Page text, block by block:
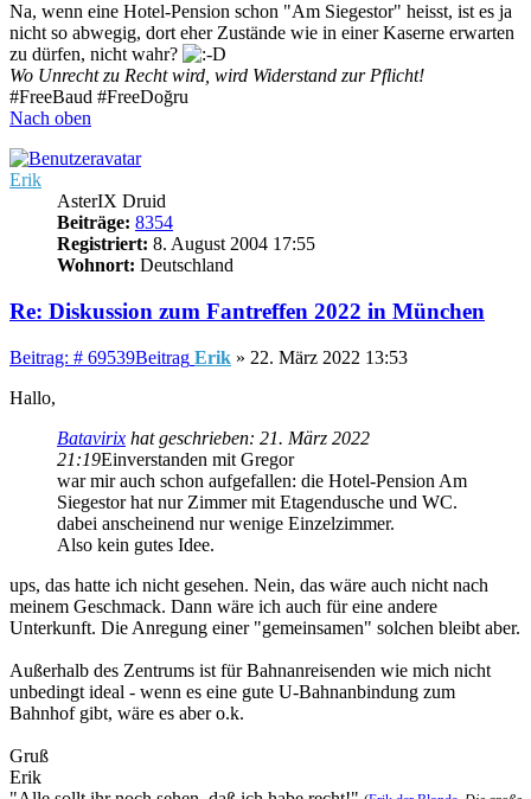
Na, wenn eine Hotel-Pension schon "Am Siegestor" heisst, ist es ja
nicht so abwegig, dort eher Zustände wie in einer Kaserne erwarten
zu dürfen, nicht wahr?
Wo Unrecht zu Recht wird, wird Widerstand zur Pflicht!
#FreeBaud #FreeDoğru
Nach oben
Erik
AsterIX Druid
Beiträge: 8354
Registriert: 8. August 2004 17:55
Wohnort: Deutschland
Re: Diskussion zum Fantreffen 2022 in München
Beitrag: # 69539Beitrag Erik » 22. März 2022 13:53
Hallo,
Batavirix hat geschrieben: 21. März 2022
21:19Einverstanden mit Gregor
war mir auch schon aufgefallen: die Hotel-Pension Am
Siegestor hat nur Zimmer mit Etagendusche und WC.
dabei anscheinend nur wenige Einzelzimmer.
Also kein gutes Idee.
ups, das hatte ich nicht gesehen. Nein, das wäre auch nicht nach
meinem Geschmack. Dann wäre ich auch für eine andere
Unterkunft. Die Anregung einer "gemeinsamen" solchen bleibt aber.
Außerhalb des Zentrums ist für Bahnanreisenden wie mich nicht
unbedingt ideal - wenn es eine gute U-Bahnanbindung zum
Bahnhof gibt, wäre es aber o.k.
Gruß
Erik